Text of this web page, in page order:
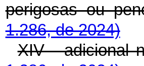
perigosas ou
1.286, de 2024)
XIV -